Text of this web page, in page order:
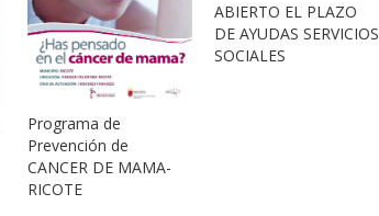
Programa de
Prevención de
CANCER DE MAMA-
RICOTE
ABIERTO EL PLAZO
DE AYUDAS SERVICIOS
SOCIALES